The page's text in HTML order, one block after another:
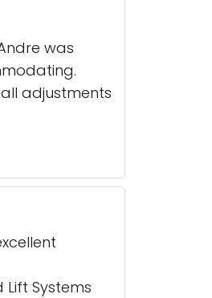
was
adjustments
Systems